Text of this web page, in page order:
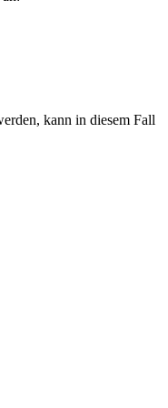
kann in diesem Fall